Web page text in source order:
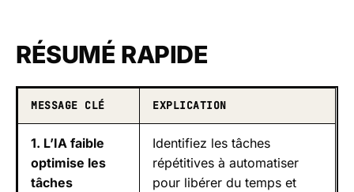
RÉSUMÉ RAPIDE
MESSAGE CLÉ EXPLICATION
1. L’IA faible
optimise les
tâches
Identifiez les tâches
répétitives à automatiser
pour libérer du temps et